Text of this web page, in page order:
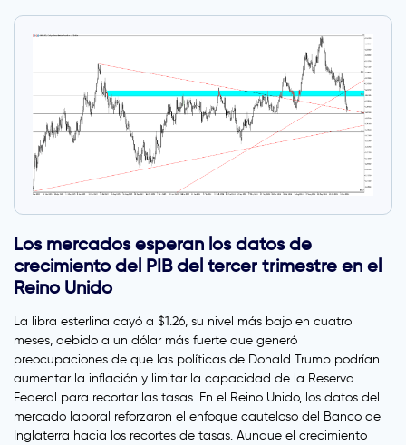
Los mercados esperan los datos de
crecimiento del PIB del tercer trimestre en el
Reino Unido
La libra esterlina cayó a $1.26, su nivel más bajo en cuatro
meses, debido a un dólar más fuerte que generó
preocupaciones de que las políticas de Donald Trump podrían
aumentar la inflación y limitar la capacidad de la Reserva
Federal para recortar las tasas. En el Reino Unido, los datos del
mercado laboral reforzaron el enfoque cauteloso del Banco de
Inglaterra hacia los recortes de tasas. Aunque el crecimiento